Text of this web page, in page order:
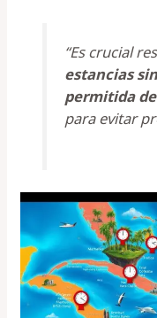
“Es crucial
estancias
permitida
para evitar